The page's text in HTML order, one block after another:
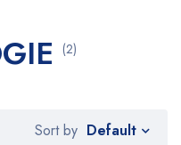
(2)
Sort by Default